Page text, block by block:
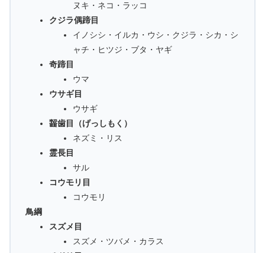
ヌキ・ネコ・ラッコ
クジラ偶蹄目
イノシシ・イルカ・ウシ・クジラ・シカ・シ
ャチ・ヒツジ・ブタ・ヤギ
奇蹄目
ウマ
ウサギ目
ウサギ
齧歯目（げっしもく）
ネズミ・リス
霊長目
サル
コウモリ目
コウモリ
鳥綱
スズメ目
スズメ・ツバメ・カラス